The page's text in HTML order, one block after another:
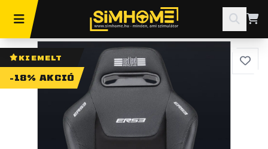
KIEMELT
-18% AKCIÓ